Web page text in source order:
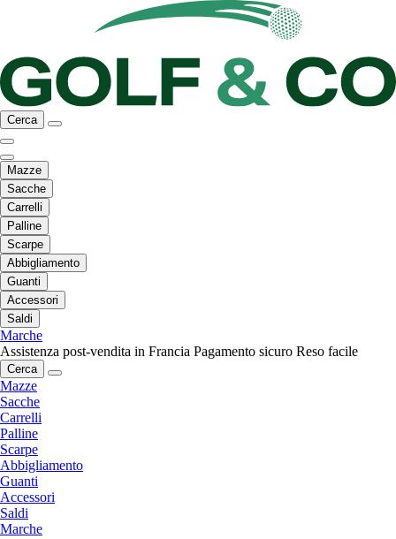
Cerca
Mazze
Sacche
Carrelli
Palline
Scarpe
Abbigliamento
Guanti
Accessori
Saldi
Marche
Assistenza post-vendita in Francia Pagamento sicuro Reso facile
Cerca
Mazze
Sacche
Carrelli
Palline
Scarpe
Abbigliamento
Guanti
Accessori
Saldi
Marche